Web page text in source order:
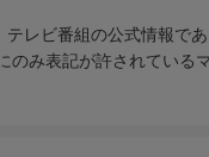
テレビ番組の公式情報であ
のみ表記が許されている